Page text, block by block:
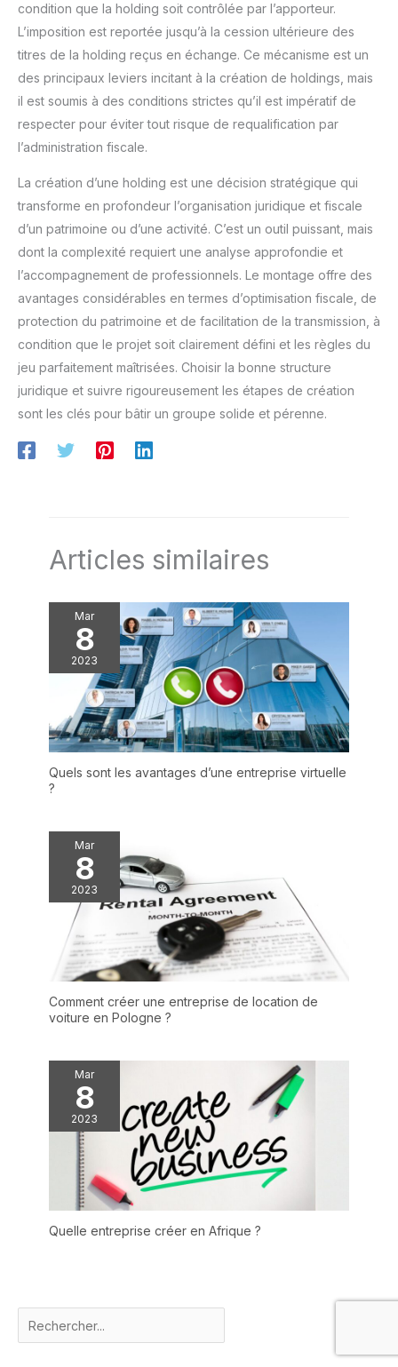
condition que la holding soit contrôlée par l’apporteur.
L’imposition est reportée jusqu’à la cession ultérieure des
titres de la holding reçus en échange. Ce mécanisme est un
des principaux leviers incitant à la création de holdings, mais
il est soumis à des conditions strictes qu’il est impératif de
respecter pour éviter tout risque de requalification par
l’administration fiscale.
La création d’une holding est une décision stratégique qui
transforme en profondeur l’organisation juridique et fiscale
d’un patrimoine ou d’une activité. C’est un outil puissant, mais
dont la complexité requiert une analyse approfondie et
l’accompagnement de professionnels. Le montage offre des
avantages considérables en termes d’optimisation fiscale, de
protection du patrimoine et de facilitation de la transmission, à
condition que le projet soit clairement défini et les règles du
jeu parfaitement maîtrisées. Choisir la bonne structure
juridique et suivre rigoureusement les étapes de création
sont les clés pour bâtir un groupe solide et pérenne.
Articles similaires
Mar
8
2023
Quels sont les avantages d’une entreprise virtuelle
?
Mar
8
2023
Comment créer une entreprise de location de
voiture en Pologne ?
Mar
8
2023
Quelle entreprise créer en Afrique ?